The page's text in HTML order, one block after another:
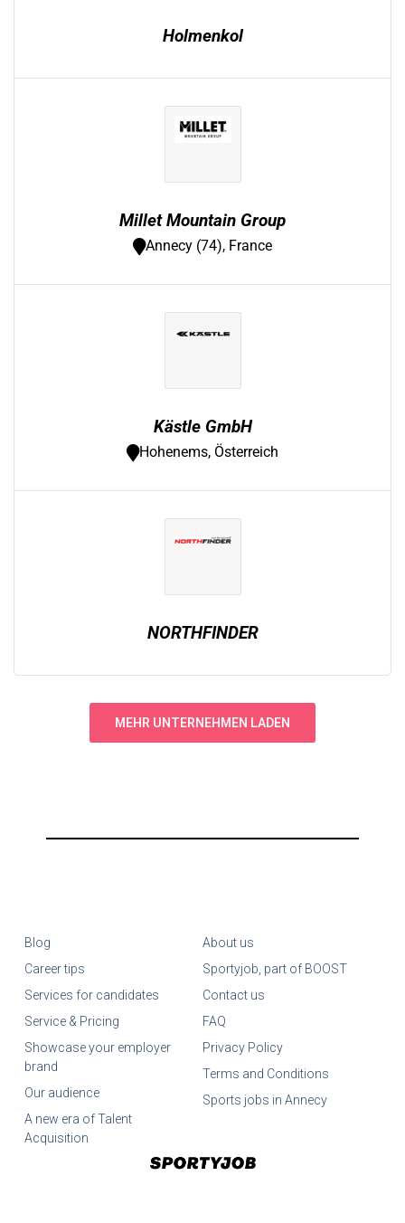
Holmenkol
Millet Mountain Group
Annecy (74), France
Kästle GmbH
Hohenems, Österreich
NORTHFINDER
MEHR UNTERNEHMEN LADEN
Blog
Career tips
Services for candidates
Service & Pricing
Showcase your employer
brand
Our audience
A new era of Talent
Acquisition
About us
Sportyjob, part of BOOST
Contact us
FAQ
Privacy Policy
Terms and Conditions
Sports jobs in Annecy